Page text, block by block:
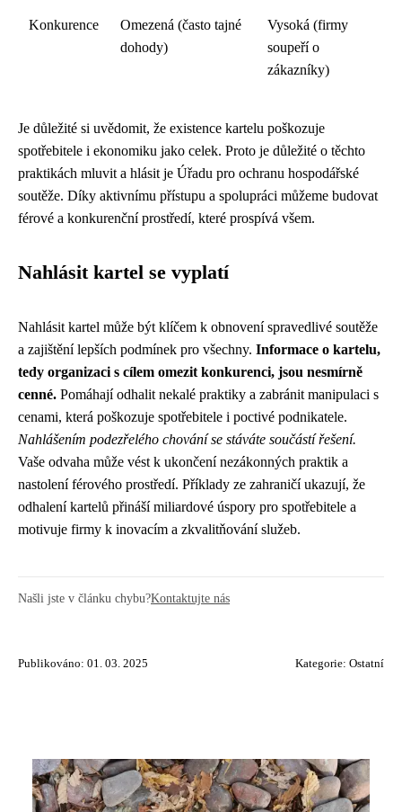
Konkurence
Omezená (často tajné
dohody)
Vysoká (firmy
soupeří o
zákazníky)
Je důležité si uvědomit, že existence kartelu poškozuje
spotřebitele i ekonomiku jako celek. Proto je důležité o těchto
praktikách mluvit a hlásit je Úřadu pro ochranu hospodářské
soutěže. Díky aktivnímu přístupu a spolupráci můžeme budovat
férové a konkurenční prostředí, které prospívá všem.
Nahlásit kartel se vyplatí
Nahlásit kartel může být klíčem k obnovení spravedlivé soutěže
a zajištění lepších podmínek pro všechny. Informace o kartelu,
tedy organizaci s cílem omezit konkurenci, jsou nesmírně
cenné. Pomáhají odhalit nekalé praktiky a zabránit manipulaci s
cenami, která poškozuje spotřebitele i poctivé podnikatele.
Nahlášením podezřelého chování se stáváte součástí řešení.
Vaše odvaha může vést k ukončení nezákonných praktik a
nastolení férového prostředí. Příklady ze zahraničí ukazují, že
odhalení kartelů přináší miliardové úspory pro spotřebitele a
motivuje firmy k inovacím a zkvalitňování služeb.
Našli jste v článku chybu?Kontaktujte nás
Publikováno: 01. 03. 2025 Kategorie: Ostatní